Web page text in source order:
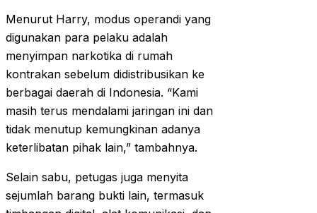
Menurut Harry, modus operandi yang
digunakan para pelaku adalah
menyimpan narkotika di rumah
kontrakan sebelum didistribusikan ke
berbagai daerah di Indonesia. “Kami
masih terus mendalami jaringan ini dan
tidak menutup kemungkinan adanya
keterlibatan pihak lain,” tambahnya.
Selain sabu, petugas juga menyita
sejumlah barang bukti lain, termasuk